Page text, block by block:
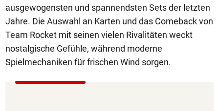
ausgewogensten und spannendsten Sets der letzten
Jahre. Die Auswahl an Karten und das Comeback von
Team Rocket mit seinen vielen Rivalitäten weckt
nostalgische Gefühle, während moderne
Spielmechaniken für frischen Wind sorgen.